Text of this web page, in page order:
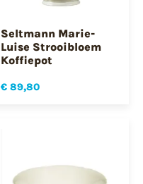
Seltmann Marie-
Luise Strooibloem
Koffiepot
€ 89,80